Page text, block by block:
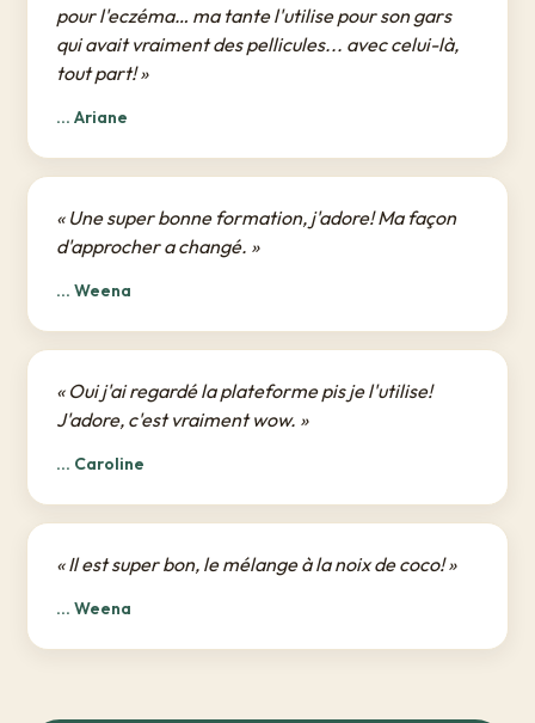
pour l'eczéma… ma tante l'utilise pour son gars
qui avait vraiment des pellicules... avec celui-là,
tout part! »
... Ariane
« Une super bonne formation, j'adore! Ma façon
d'approcher a changé. »
... Weena
« Oui j'ai regardé la plateforme pis je l'utilise!
J'adore, c'est vraiment wow. »
... Caroline
« Il est super bon, le mélange à la noix de coco! »
... Weena